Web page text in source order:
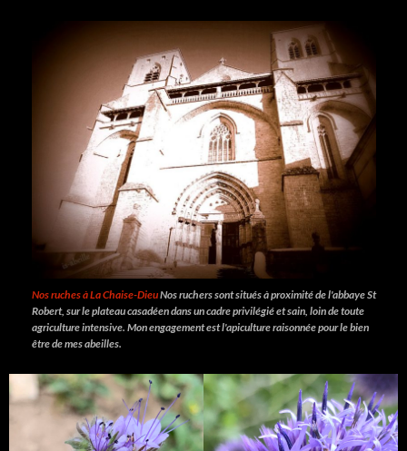
Nos ruches à La Chaise-DieuNos ruchers sont situés à proximité de l'abbaye St
Robert, sur le plateau casadéen dans un cadre privilégié et sain, loin de toute
agriculture intensive. Mon engagement est l'apiculture raisonnée pour le bien
être de mes abeilles.